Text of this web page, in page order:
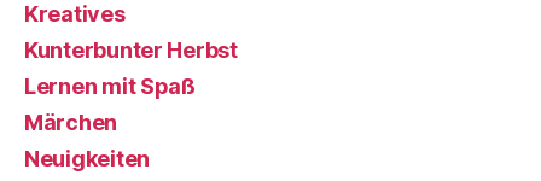
Kreatives
Kunterbunter Herbst
Lernen mit Spaß
Märchen
Neuigkeiten